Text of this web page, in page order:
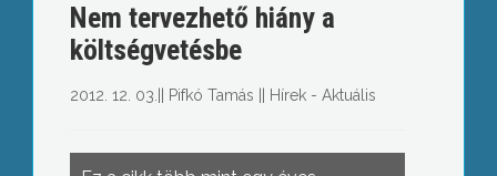
Nem tervezhető hiány a
költségvetésbe
2012. 12. 03. Pifkó Tamás Hírek - Aktuális